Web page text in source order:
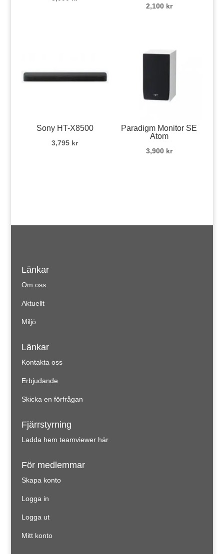
2,100 kr
Sony HT-X8500
3,795 kr
Paradigm Monitor SE
Atom
3,900 kr
Länkar
Om oss
Aktuellt
Miljö
Länkar
Kontakta oss
Erbjudande
Skicka en förfrågan
Fjärrstyrning
Ladda hem teamviewer här
För medlemmar
Skapa konto
Logga in
Logga ut
Mitt konto